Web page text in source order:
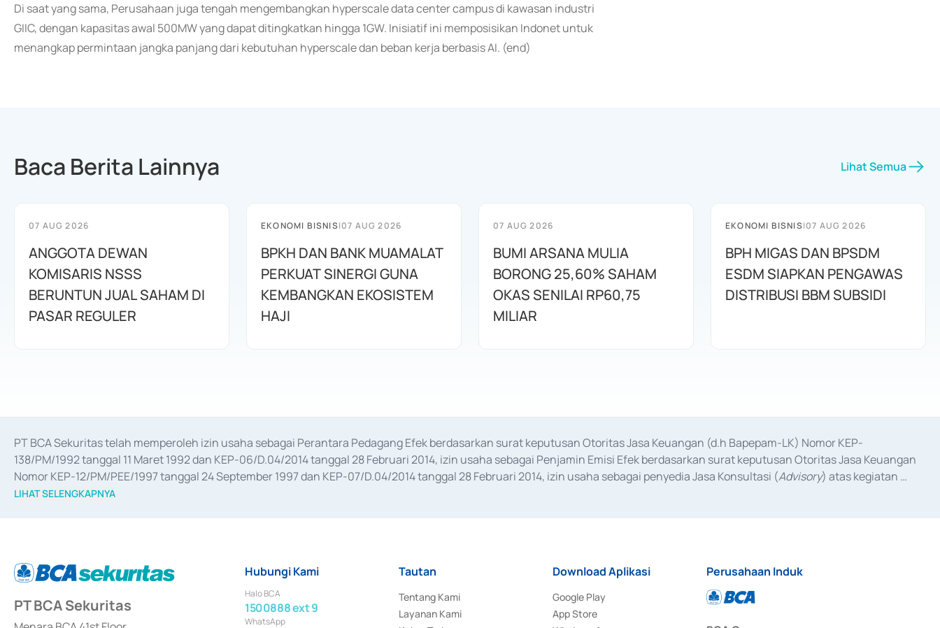
Di saat yang sama, Perusahaan juga tengah mengembangkan hyperscale data center campus di kawasan industri
GIIC, dengan kapasitas awal 500MW yang dapat ditingkatkan hingga 1GW. Inisiatif ini memposisikan Indonet untuk
menangkap permintaan jangka panjang dari kebutuhan hyperscale dan beban kerja berbasis AI. (end)
Baca Berita Lainnya Lihat Semua
07 AUG 2026
ANGGOTA DEWAN
KOMISARIS NSSS
BERUNTUN JUAL SAHAM DI
PASAR REGULER
EKONOMI BISNIS|07 AUG 2026
BPKH DAN BANK MUAMALAT
PERKUAT SINERGI GUNA
KEMBANGKAN EKOSISTEM
HAJI
07 AUG 2026
BUMI ARSANA MULIA
BORONG 25,60% SAHAM
OKAS SENILAI RP60,75
MILIAR
EKONOMI BISNIS|07 AUG 2026
BPH MIGAS DAN BPSDM
ESDM SIAPKAN PENGAWAS
DISTRIBUSI BBM SUBSIDI
PT BCA Sekuritas telah memperoleh izin usaha sebagai Perantara Pedagang Efek berdasarkan surat keputusan Otoritas Jasa Keuangan (d.h Bapepam-LK) Nomor KEP-
138/PM/1992 tanggal 11 Maret 1992 dan KEP-06/D.04/2014 tanggal 28 Februari 2014, izin usaha sebagai Penjamin Emisi Efek berdasarkan surat keputusan Otoritas Jasa Keuangan
Nomor KEP-12/PM/PEE/1997 tanggal 24 September 1997 dan KEP-07/D.04/2014 tanggal 28 Februari 2014, izin usaha sebagai penyedia Jasa Konsultasi (Advisory) atas kegiatan
merger, akuisisi, divestasi, dan
LIHAT SELENGKAPNYA
PT BCA Sekuritas
Hubungi Kami
Halo BCA
1500888 ext 9
WhatsApp
Tautan
Tentang Kami
Layanan Kami
Download Aplikasi
Google Play
App Store
Perusahaan Induk